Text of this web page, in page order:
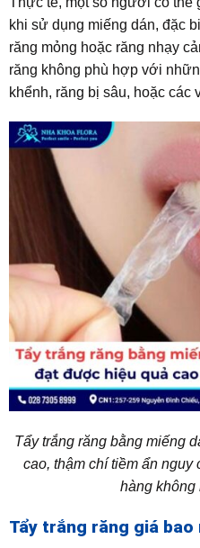
khi sử dụng miếng dán, đặc
răng mỏng hoặc răng nhạy
răng không phù hợp với
khểnh, răng bị sâu, hoặc các
Tẩy trắng răng bằng miếng
cao, thậm chí tiềm ẩn
hàng không
Tẩy trắng răng giá bao